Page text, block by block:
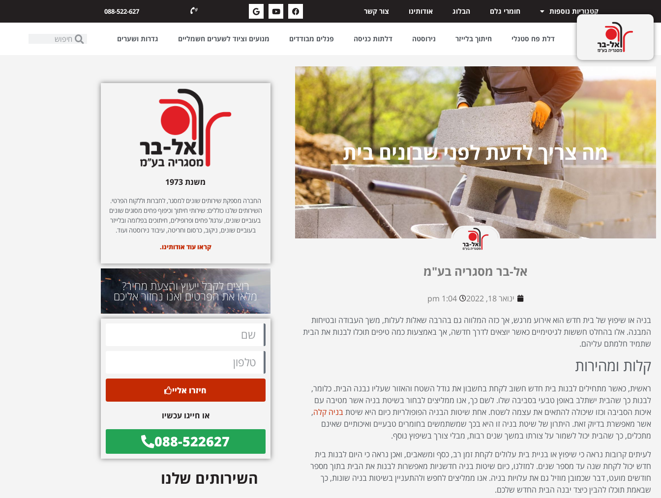
קטגוריות נוספות חומרי גלם הבלוג אודותינו צור קשר 088-522-627
דלת פח סטנלי חיתוך בלייזר נירוסטה דלתות כניסה פנלים מבודדים מנועים וציוד לשערים חשמליים גדרות ושערים
מה צריך לדעת לפני שבונים בית
אל-בר מסגריה בע"מ
ינואר 18, 2022
1:04 pm
בניה או שיפוץ של בית חדש הוא אירוע מרגש, אך כזה המלווה גם בהרבה שאלות לעלות, משך העבודה ובטיחות
המבנה. אלו בהחלט חששות לגיטימיים כאשר יוצאים לדרך חדשה, אך באמצעות כמה טיפים תוכלו לבנות את הבית
שתמיד חלמתם עליהם.
קלות ומהירות
ראשית, כאשר מתחילים לבנות בית חדש חשוב לקחת בחשבון את גודל השטח והאזור שעליו נבנה הבית. כלומר,
לבנות כך שהבית ישתלב באופן טבעי בסביבה שלו. לשם כך, אנו ממליצים לבחור בשיטת בניה אשר מטיבה עם
איכות הסביבה וכזו שיכולה להתאים את עצמה לשטח. אחת שיטות הבניה הפופולריות כיום היא שיטתבניה קלה,
אשר מאפשרת בדיוק זאת. היתרון של שיטת בניה זו היא בכך שמשתמשים בחומרים טבעיים ואיכותיים שאינם
מתכלים, כך שהבית יכול לשמור על צורתו במשך שנים רבות, מבלי צורך בשיפוץ נוסף.
לעיתים קרובות נראה כי שיפוץ או בניית בית עלולים לקחת זמן רב, כסף ומשאבים, ואכן נראה כי היום לבנות בית
חדש יכול לקחת שנה עד מספר שנים. למזלנו, כיום שיטות בניה חדשניות מאפשרות לבנות את הבית בתוך מספר
חודשים מועט, דבר שכמובן מוזיל גם את עלויות בניה. אנו ממליצים לחפש ולהתעניין בשיטות בניה שונות, כך
שבאמת תוכלו להבין כיצד יבנה הבית החדש שלכם.
משנת 1973
החברה מספקת שירותים שונים למסגר, לחברות וללקוח הפרטי.
השירותים שלנו כוללים: שירותי חיתוך וכיפוף פחים מסוגים שונים
בעוביים שונים, ערגול פחים ופרופילים, חיתוכים בפלזמה ובלייזר
בעוביים שונים, ניקוב, כרסום וחריטה, עיבוד נירוסטה ועוד.
קראו עוד אודותינו.
רוצים לקבל ייעוץ והצעת מחיר?
מלאו את הפרטים ואנו נחזור אליכם
חיזרו אליי
או חייגו עכשיו
088-522627
השירותים שלנו